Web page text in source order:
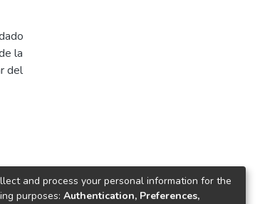
la
del
and process your personal information for the
purposes: Authentication, Preferences,